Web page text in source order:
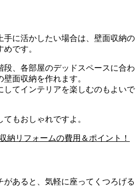
手に活かしたい場合は、壁面収納の
です。
段、各部屋のデッドスペースに合わ
面収納を作れます。
してインテリアを楽しむのもよいで
もおしゃれですよ。
納リフォームの費用＆ポイント！
があると、気軽に座ってくつろげる